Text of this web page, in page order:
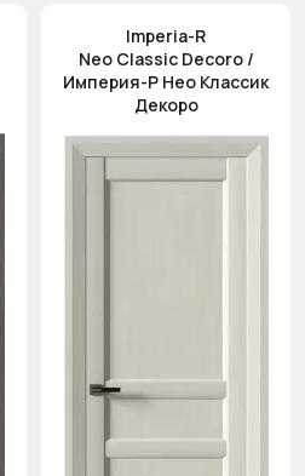
Imperia-R
Neo Classic Decoro /
Империя-Р Нео Классик
Декоро